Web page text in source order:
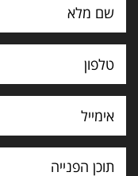
תוכן
הפנייה